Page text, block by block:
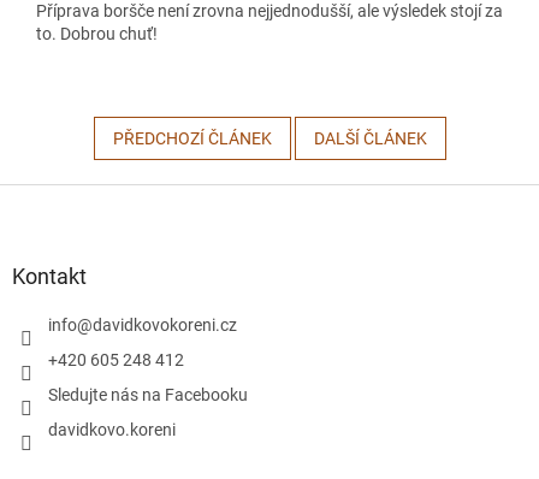
Příprava boršče není zrovna nejjednodušší, ale výsledek stojí za
to. Dobrou chuť!
PŘEDCHOZÍ ČLÁNEK DALŠÍ ČLÁNEK
Kontakt
info@davidkovokoreni.cz
+420 605 248 412
Sledujte nás na Facebooku
davidkovo.koreni